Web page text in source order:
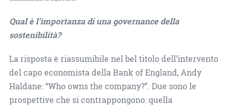
Qual è l’importanza di una governance della
sostenibilità?
La risposta è riassumibile nel bel titolo dell’intervento
del capo economista della Bank of England, Andy
Haldane: “Who owns the company?”. Due sono le
prospettive che si contrappongono: quella